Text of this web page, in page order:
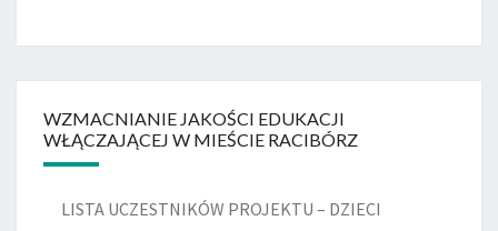
WZMACNIANIE JAKOŚCI EDUKACJI
WŁĄCZAJĄCEJ W MIEŚCIE RACIBÓRZ
LISTA UCZESTNIKÓW PROJEKTU – DZIECI